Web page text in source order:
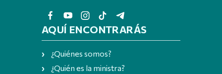
AQUÍ ENCONTRARÁS
¿Quiénes somos?
¿Quién es la ministra?